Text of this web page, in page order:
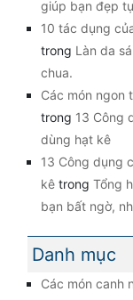
giúp bạn đẹp
10 tác dụng
trong Làn da
chua.
Các món ngon
trong 13 Công
dùng hạt kê
13 Công dụng
kê trong Tổng
bạn bất ngờ,
Danh mục
Các món canh